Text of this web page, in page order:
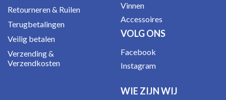
Retourneren & Ruilen
Terugbetalingen
Veilig betalen
Verzending &
Verzendkosten
Vinnen
Accessoires
VOLG ONS
Facebook
Instagram
WIE ZIJN WIJ